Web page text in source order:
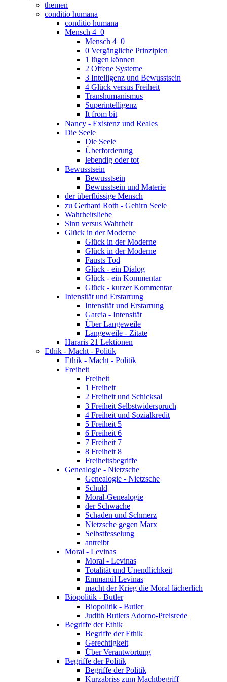
themen
conditio humana
conditio humana
Mensch 4_0
Mensch 4_0
0 Vergängliche Prinzipien
1 lügen können
2 Offene Systeme
3 Intelligenz und Bewusstsein
4 Glück versus Freiheit
Transhumanismus
Superintelligenz
It from bit
Nancy - Existenz und Reales
Die Seele
Die Seele
Überforderung
lebendig oder tot
Bewusstsein
Bewusstsein
Bewusstsein und Materie
der überflüssige Mensch
zu Gerhard Roth - Gehirn Seele
Wahrheitsliebe
Sinn versus Wahrheit
Glück in der Moderne
Glück in der Moderne
Glück in der Moderne
Fausts Tod
Glück - ein Dialog
Glück - ein Kommentar
Glück - kurzer Kommentar
Intensität und Erstarrung
Intensität und Erstarrung
Garcia - Intensität
Über Langeweile
Langeweile - Zitate
Hararis 21 Lektionen
Ethik - Macht - Politik
Ethik - Macht - Politik
Freiheit
Freiheit
1 Freiheit
2 Freiheit und Schicksal
3 Freiheit Selbstwiderspruch
4 Freiheit und Sozialkredit
5 Freiheit 5
6 Freiheit 6
7 Freiheit 7
8 Freiheit 8
Freiheitsbegriffe
Genealogie - Nietzsche
Genealogie - Nietzsche
Schuld
Moral-Genealogie
der Schwache
Schaden und Schmerz
Nietzsche gegen Marx
Selbstfesselung
antreibt
Moral - Levinas
Moral - Levinas
Totalität und Unendlichkeit
Emmanül Levinas
macht der Krieg die Moral lächerlich
Biopolitik - Butler
Biopolitik - Butler
Judith Butlers Adorno-Preisrede
Begriffe der Ethik
Begriffe der Ethik
Gerechtigkeit
Über Verantwortung
Begriffe der Politik
Begriffe der Politik
Kurzabriss zum Machtbegriff